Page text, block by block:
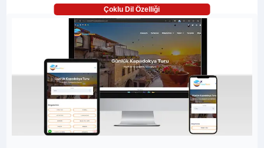
Çoklu Dil Özelliği